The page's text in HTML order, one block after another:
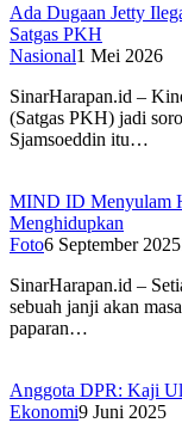
Ada Dugaan Jetty
Satgas PKH
Nasional1 Mei 2026
SinarHarapan.id –
(Satgas PKH) jadi
Sjamsoeddin itu…
MIND ID Menyulam
Menghidupkan
Foto6 September 2025
SinarHarapan.id –
sebuah janji akan
paparan…
Anggota DPR: Kaji
Ekonomi9 Juni 2025